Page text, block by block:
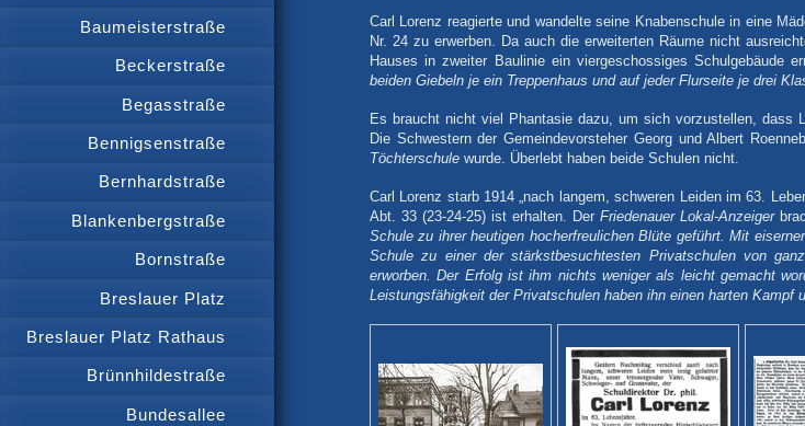
Baumeisterstraße
Beckerstraße
Begasstraße
Bennigsenstraße
Bernhardstraße
Blankenbergstraße
Bornstraße
Breslauer Platz
Breslauer Platz Rathaus
Brünnhildestraße
Bundesallee
Carl Lorenz reagierte und wandelte seine Knabenschule in eine
Nr. 24 zu erwerben. Da auch die erweiterten Räume nicht
Hauses in zweiter Baulinie ein viergeschossiges Schulgebäude
beiden Giebeln je ein Treppenhaus und auf jeder Flurseite je drei
Es braucht nicht viel Phantasie dazu, um sich vorzustellen, dass
Die Schwestern der Gemeindevorsteher Georg und Albert
Töchterschule wurde. Überlebt haben beide Schulen nicht.
Carl Lorenz starb 1914 „nach langem, schweren Leiden im 63.
Abt. 33 (23-24-25) ist erhalten. Der Friedenauer Lokal-Anzeiger
Schule zu ihrer heutigen hocherfreulichen Blüte geführt. Mit
Schule zu einer der stärkstbesuchtesten Privatschulen von
erworben. Der Erfolg ist ihm nichts weniger als leicht gemacht
Leistungsfähigkeit der Privatschulen haben ihn einen harten